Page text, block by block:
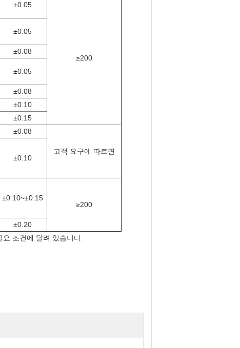
±0.05
≥200
±0.05
±0.08
±0.05
±0.08
±0.10
±0.15
±0.08
고객 요구에 따르면
±0.10
±0.10~±0.15
≥200
±0.20
조건에 달려 있습니다.